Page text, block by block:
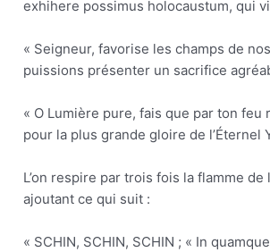
exhihere possimus holocaustum, qui
« Seigneur, favorise les champs de
puissions présenter un sacrifice
« O Lumière pure, fais que par ton
pour la plus grande gloire de
L’on respire par trois fois la flamme
ajoutant ce qui suit :
« SCHIN, SCHIN, SCHIN ; « In